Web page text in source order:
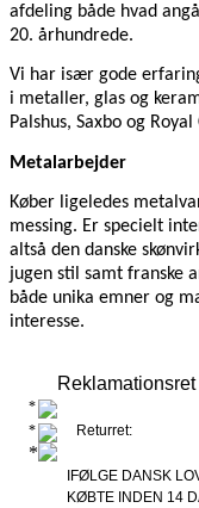
afdeling både hvad
20. århundrede.
Vi har især gode
i metaller, glas og
Palshus, Saxbo og
Metalarbejder
Køber ligeledes
messing. Er specielt
altså den danske
jugen stil samt franske
både unika emner og
interesse.
Returret:
IFØLGE DANSK
KØBTE INDEN 14